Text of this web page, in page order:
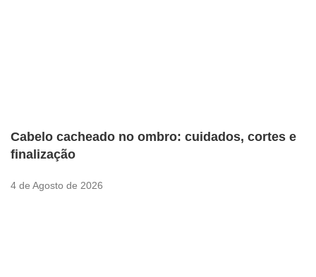
Cabelo cacheado no ombro: cuidados, cortes e
finalização
4 de Agosto de 2026